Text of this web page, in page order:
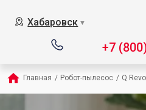
Хабаровск ▼
+7
Главная / Робот-пылесос / Q Revo